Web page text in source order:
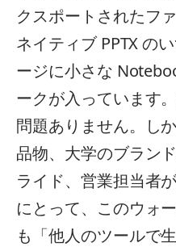
クスポートされたフ
ネイティブ PPTX の
ージに小さな
ークが入っています
問題ありません。し
品物、大学のブラン
ライド、営業担当者
にとって、このウォ
も「他人のツールで